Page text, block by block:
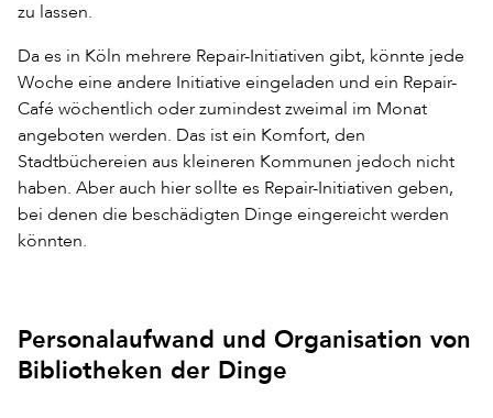
zu lassen.
Da es in Köln mehrere Repair-Initiativen gibt, könnte jede
Woche eine andere Initiative eingeladen und ein Repair-
Café wöchentlich oder zumindest zweimal im Monat
angeboten werden. Das ist ein Komfort, den
Stadtbüchereien aus kleineren Kommunen jedoch nicht
haben. Aber auch hier sollte es Repair-Initiativen geben,
bei denen die beschädigten Dinge eingereicht werden
könnten.
Personalaufwand und Organisation von
Bibliotheken der Dinge